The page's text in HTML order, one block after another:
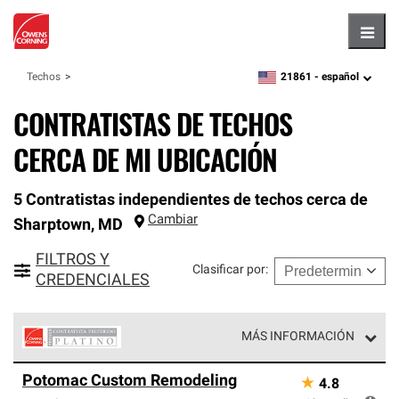
Techos zipcode, language
21861 - español
CONTRATISTAS DE TECHOS
CERCA DE MI UBICACIÓN
5 Contratistas independientes de techos cerca de
Sharptown, MD Cambiar
FILTROS Y
CREDENCIALES
Clasificar por:
MÁS INFORMACIÓN
Corning constituyen el nivel superior de nuestra red
Potomac Custom Remodeling ★ 4.8